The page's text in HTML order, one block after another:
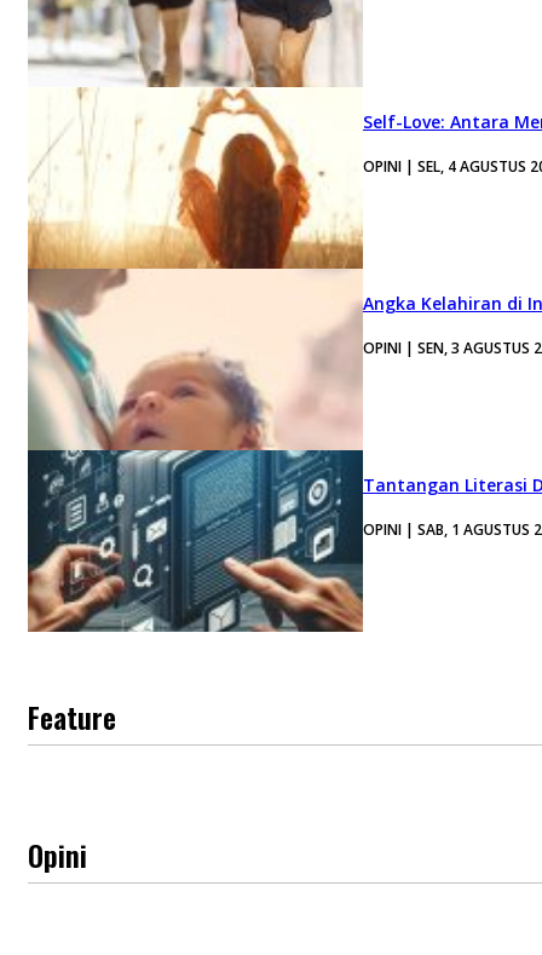
Self-Love: Antara
OPINI | SEL, 4 AGUSTUS
Angka Kelahiran di
OPINI | SEN, 3 AGUSTUS
Tantangan Literasi
OPINI | SAB, 1 AGUSTUS
Feature
Opini